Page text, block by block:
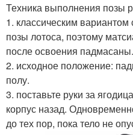
Техника выполнения позы
1. классическим
позы лотоса, поэтому
после освоения падмасаны.
2. исходное положение:
полу.
3. поставьте руки за
корпус назад.
до тех пор, пока тело не